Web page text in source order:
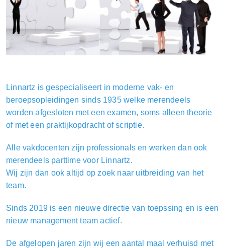
Linnartz is gespecialiseert in moderne vak- en
beroepsopleidingen sinds 1935 welke merendeels
worden afgesloten met een examen, soms alleen theorie
of met een praktijkopdracht of scriptie.
Alle vakdocenten zijn professionals en werken dan ook
merendeels parttime voor Linnartz.
Wij zijn dan ook altijd op zoek naar uitbreiding van het
team.
Sinds 2019 is een nieuwe directie van toepssing en is een
nieuw management team actief.
De afgelopen jaren zijn wij een aantal maal verhuisd met